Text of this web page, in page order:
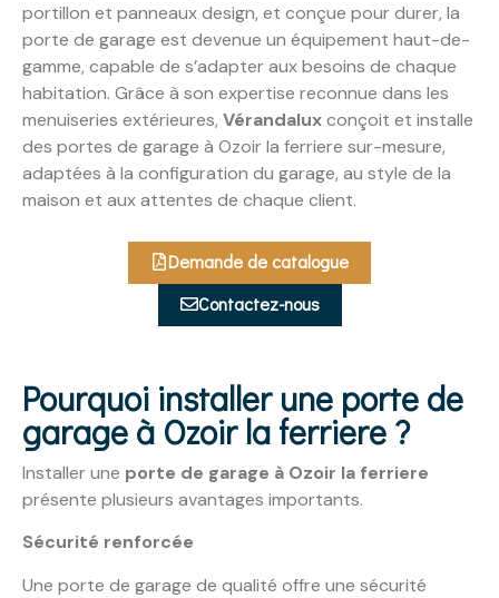
portillon et panneaux design, et conçue pour durer, la
porte de garage est devenue un équipement haut-de-
gamme, capable de s’adapter aux besoins de chaque
habitation. Grâce à son expertise reconnue dans les
menuiseries extérieures, Vérandaluxconçoit et installe
des portes de garage à Ozoir la ferriere sur-mesure,
adaptées à la configuration du garage, au style de la
maison et aux attentes de chaque client.
Demande de catalogue
Contactez-nous
Pourquoi installer une porte de
garage à Ozoir la ferriere ?
Installer une porte de garage à Ozoir la ferriere
présente plusieurs avantages importants.
Sécurité renforcée
Une porte de garage de qualité offre une sécurité